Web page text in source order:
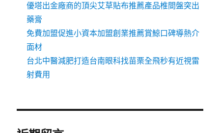
優塔出金廠商的頂尖艾草貼布推薦產品椎間盤突出
藥膏
免費加盟促進小資本加盟創業推薦賞鯨口碑導熱介
面材
台北中醫減肥打造台南眼科找苗栗全飛秒有近視雷
射費用